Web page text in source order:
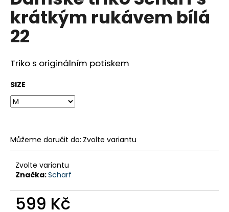
0,0
5
hvězdiček.
krátkým rukávem bílá
22
Triko s originálním potiskem
SIZE
Můžeme doručit do: Zvolte variantu
Zvolte variantu
Značka:Scharf
599 Kč
a
j
í
?
D
o